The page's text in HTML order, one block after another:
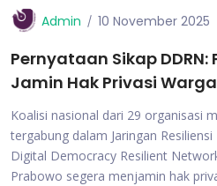
Admin 10 November 2025
Pernyataan Sikap DDRN:
Jamin Hak Privasi
Koalisi nasional dari 29 organisasi
tergabung dalam Jaringan
Digital Democracy Resilient
Prabowo segera menjamin hak